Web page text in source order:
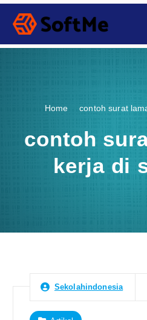
S
p
Home contoh surat
contoh
kerja di
Sekolahindonesia